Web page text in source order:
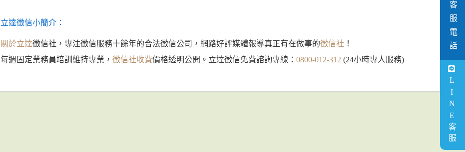
立達徵信小簡介：
關於立達徵信社，專注徵信服務十餘年的合法徵信公司，網路好評媒體報導真正有在做事的徵信社 ！
每週固定業務員培訓維持專業， 徵信社收費價格透明公開。立達徵信免費諮詢專線： 0800-012-312 (24小時專人服務)
客服電話
LINE客服